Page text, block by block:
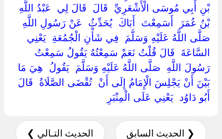
بْنِ أَبِي مُوسَى الْأَشْعَرِيِّ ‏ ‏قَالَ ‏ ‏قَالَ لِي ‏ ‏عَبْدُ اللَّهِ
بْنُ عُمَرَ ‏ ‏أَسَمِعْتَ ‏ ‏أَبَاكَ ‏ ‏يُحَدِّثُ ‏ ‏عَنْ رَسُولِ اللَّهِ ‏
‏صَلَّى اللَّهُ عَلَيْهِ وَسَلَّمَ ‏ ‏فِي شَأْنِ الْجُمُعَةِ ‏ ‏يَعْنِي
السَّاعَةَ ‏ ‏قَالَ قُلْتُ نَعَمْ سَمِعْتُهُ يَقُولُ سَمِعْتُ
رَسُولَ اللَّهِ ‏ ‏صَلَّى اللَّهُ عَلَيْهِ وَسَلَّمَ ‏ ‏يَقُولُ ‏ ‏هِيَ مَا
بَيْنَ أَنْ يَجْلِسَ الْإِمَامُ إِلَى أَنْ ‏ ‏تُقْضَى الصَّلَاةُ ‏ ‏قَالَ ‏
‏أَبُو دَاوُد ‏ ‏يَعْنِي عَلَى الْمِنْبَرِ ‏
❮ الحديث السابق الحديث التـالي ❯